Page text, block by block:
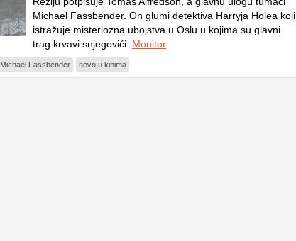
Michael Fassbender. On glumi detektiva Harryja Holea koji
istražuje misteriozna ubojstva u Oslu u kojima su glavni
trag krvavi snjegovići. Monitor
Michael Fassbender novo u kinima